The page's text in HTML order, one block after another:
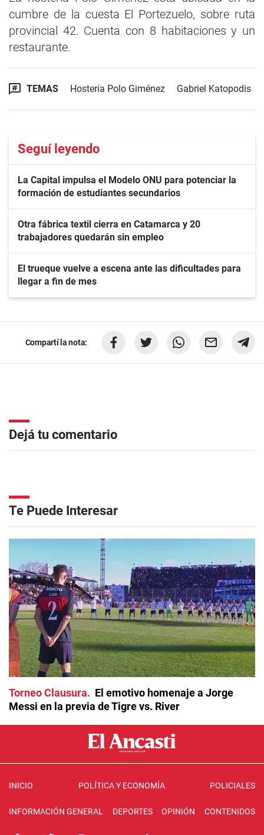
cumbre de la cuesta El Portezuelo, sobre ruta
provincial 42. Cuenta con 8 habitaciones y un
restaurante.
TEMAS Hostería Polo Giménez Gabriel Katopodis
Seguí leyendo
La Capital impulsa el Modelo ONU para potenciar la
formación de estudiantes secundarios
Otra fábrica textil cierra en Catamarca y 20
trabajadores quedarán sin empleo
El trueque vuelve a escena ante las dificultades para
llegar a fin de mes
Compartí la nota:
Dejá tu comentario
Te Puede Interesar
Torneo Clausura
El emotivo homenaje a Jorge
Messi en la previa de Tigre vs. River
INICIO POLÍTICA Y ECONOMÍA POLICIALES
INFORMACIÓN GENERAL DEPORTES OPINIÓN CONTENIDOS